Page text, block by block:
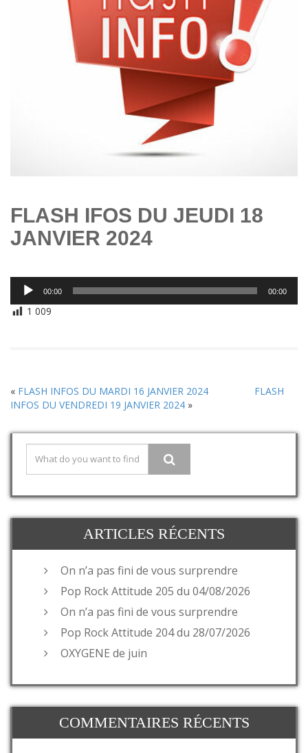
FLASH IFOS DU JEUDI 18
JANVIER 2024
Lecteur
audio
00:00 00:00
1 009
« FLASH INFOS DU MARDI 16 JANVIER 2024
FLASH
INFOS DU VENDREDI 19 JANVIER 2024 »
ARTICLES RÉCENTS
On n’a pas fini de vous surprendre
Pop Rock Attitude 205 du 04/08/2026
On n’a pas fini de vous surprendre
Pop Rock Attitude 204 du 28/07/2026
OXYGENE de juin
COMMENTAIRES RÉCENTS